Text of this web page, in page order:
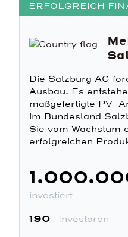
ERFOLGREICH
Die Salzburg AG
Ausbau. Es
maßgefertigte PV-
im Bundesland
Sie vom Wachstum
erfolgreichen
investiert
190 Investoren